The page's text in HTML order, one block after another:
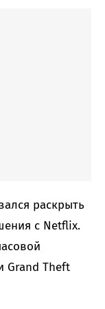
раскрыть
с Netflix.
Grand Theft